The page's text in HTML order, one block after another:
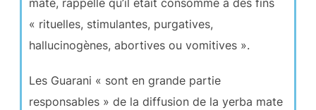
maté, rappelle qu’il était consommé à des fins
« rituelles, stimulantes, purgatives,
hallucinogènes, abortives ou vomitives ».
Les Guarani « sont en grande partie
responsables » de la diffusion de la yerba mate